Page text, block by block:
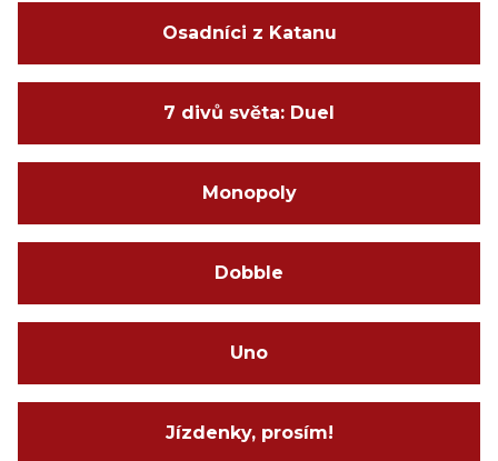
Osadníci z Katanu
7 divů světa: Duel
Monopoly
Dobble
Uno
Jízdenky, prosím!